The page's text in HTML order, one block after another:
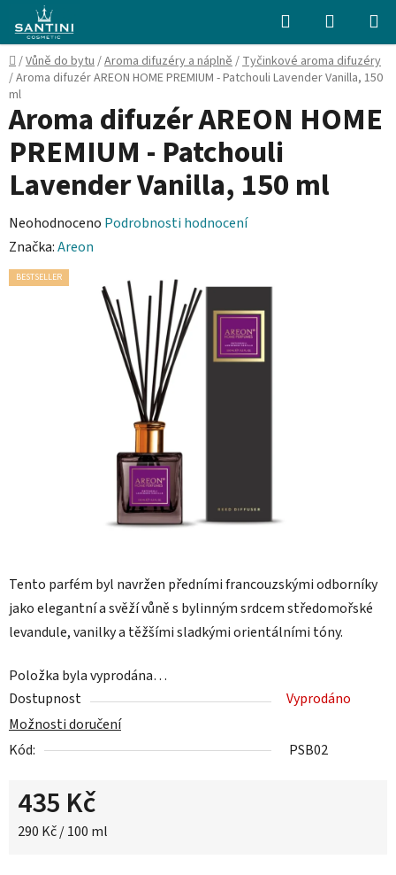
obsah
Hledat
KOŠÍK
Domů
/Vůně do bytu/Aroma difuzéry a náplně/Tyčinkové aroma difuzéry
/Aroma difuzér AREON HOME PREMIUM - Patchouli Lavender Vanilla, 150
ml
Tento parfém byl navržen předními francouzskými odborníky
jako elegantní a svěží vůně s bylinným srdcem středomořské
levandule, vanilky a těžšími sladkými orientálními tóny.
Položka byla vyprodána…
Dostupnost
Vyprodáno
Možnosti doručení
Kód:
PSB02
435 Kč
Měrná cena:
290 Kč / 100 ml
Aroma difuzér AREON HOME
PREMIUM - Patchouli
Lavender Vanilla, 150 ml
Průměrné
hodnocení
produktu
Neohodnoceno Podrobnosti hodnocení
Značka:Areon
BESTSELLER